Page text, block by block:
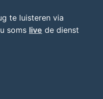
te luisteren via
soms live de dienst